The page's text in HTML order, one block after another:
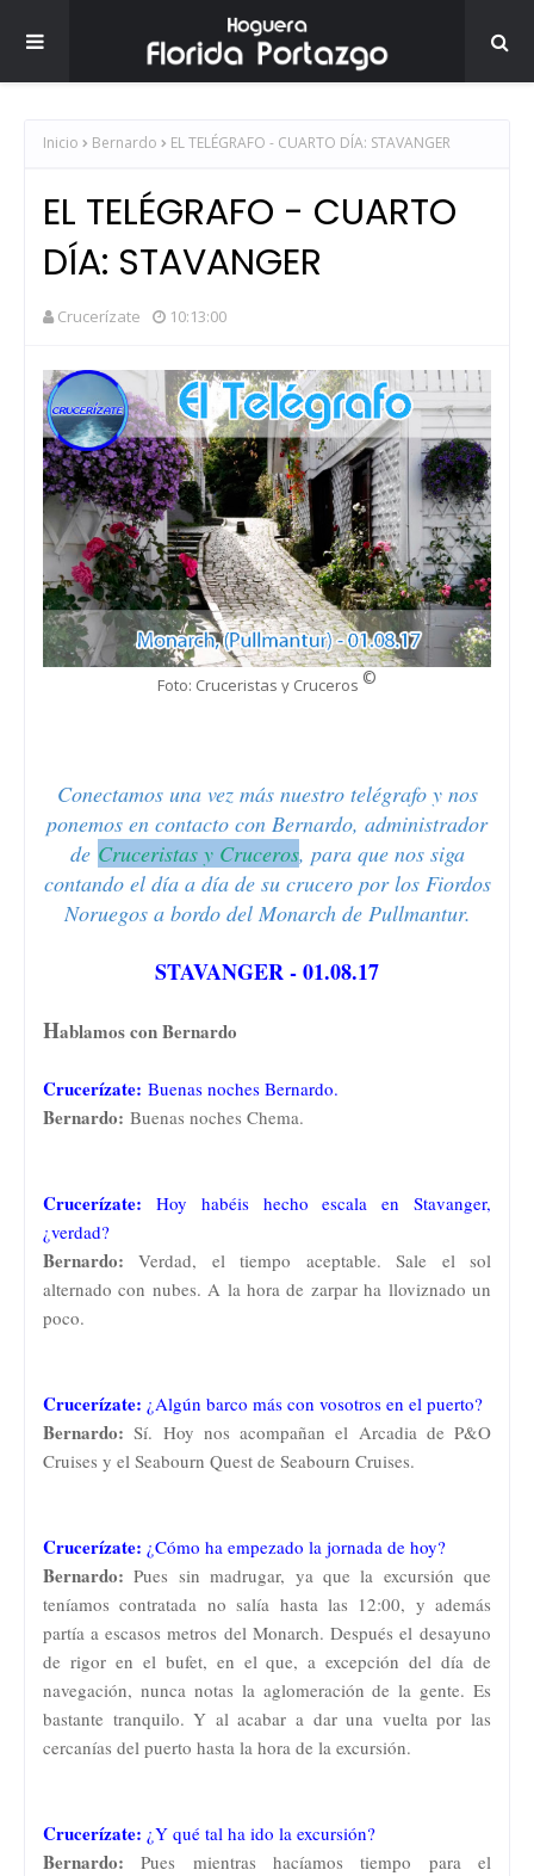
Inicio Bernardo EL TELÉGRAFO - CUARTO DÍA: STAVANGER
EL TELÉGRAFO - CUARTO
DÍA: STAVANGER
Crucerízate 10:13:00
Foto: Cruceristas y Cruceros ©
Conectamos una vez más nuestro telégrafo y nos
ponemos en contacto con Bernardo, administrador
de Cruceristas y Cruceros, para que nos siga
contando el día a día de su crucero por los Fiordos
Noruegos a bordo del Monarch de Pullmantur.
STAVANGER - 01.08.17
Hablamos con Bernardo
Crucerízate: Buenas noches Bernardo.
Bernardo: Buenas noches Chema.
Crucerízate: Hoy habéis hecho escala en Stavanger,
¿verdad?
Bernardo:Verdad, el tiempo aceptable. Sale el sol
alternado con nubes. A la hora de zarpar ha lloviznado un
poco.
Crucerízate: ¿Algún barco más con vosotros en el puerto?
Bernardo:Sí. Hoy nos acompañan el Arcadia de P&O
Cruises y el Seabourn Quest de Seabourn Cruises.
Crucerízate: ¿Cómo ha empezado la jornada de hoy?
Bernardo:Pues sin madrugar, ya que la excursión que
teníamos contratada no salía hasta las 12:00, y además
partía a escasos metros del Monarch. Después el desayuno
de rigor en el bufet, en el que, a excepción del día de
navegación, nunca notas la aglomeración de la gente. Es
bastante tranquilo. Y al acabar a dar una vuelta por las
cercanías del puerto hasta la hora de la excursión.
Crucerízate: ¿Y qué tal ha ido la excursión?
Bernardo:Pues mientras hacíamos tiempo para el